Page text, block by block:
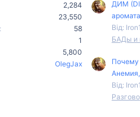
2,284
23,550
58
1
5,800
OlegJax
ДИМ
Від:
БАДы и
Почему
Від: